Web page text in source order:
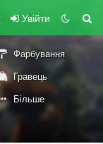
Увійти
Фарбування
Гравець
Більше